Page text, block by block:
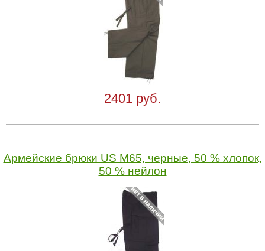
2401 руб.
Армейские брюки US M65, черные, 50 % хлопок,
50 % нейлон